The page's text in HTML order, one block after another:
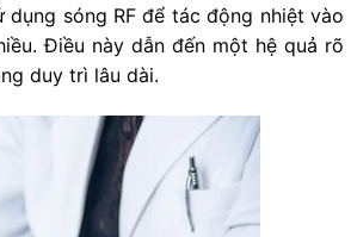
dụng sóng RF để tác động nhiệt vào
Điều này dẫn đến một hệ quả rõ
duy trì lâu dài.